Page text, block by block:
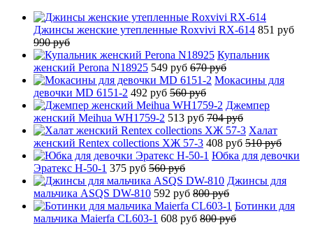
Джинсы женские утепленные Roxvivi RX-614 851 руб
990 руб
Купальник
женский Perona N18925 549 руб 670 руб
Мокасины для
девочки MD 6151-2 492 руб 560 руб
Джемпер
женский Meihua WH1759-2 513 руб 704 руб
Халат
женский Rentex collections ХЖ 57-3 408 руб 510 руб
Юбка для девочки
Эратекс H-50-1 375 руб 560 руб
Джинсы для
мальчика ASQS DW-810 592 руб 800 руб
Ботинки для
мальчика Maierfa CL603-1 608 руб 800 руб